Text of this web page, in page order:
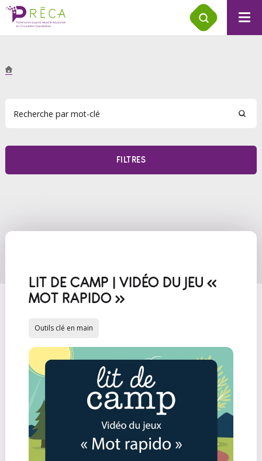
FILTRES
LIT DE CAMP | VIDÉO DU JEU «
MOT RAPIDO »
Outils clé en main